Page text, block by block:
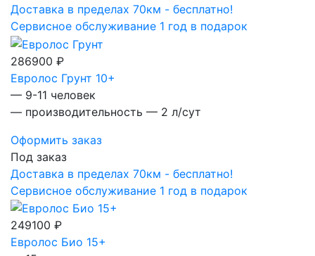
Доставка в пределах 70км - бесплатно!
Сервисное обслуживание 1 год в подарок
286900 ₽
Евролос Грунт 10+
— 9-11 человек
— производительность — 2 л/сут
Оформить заказ
Под заказ
Доставка в пределах 70км - бесплатно!
Сервисное обслуживание 1 год в подарок
249100 ₽
Евролос Био 15+